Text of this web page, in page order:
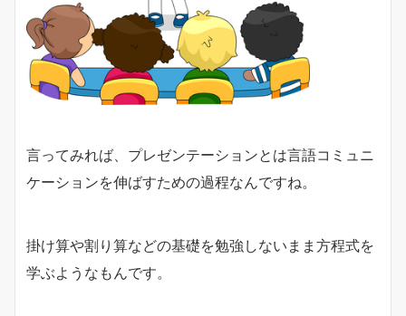
言ってみれば、プレゼンテーションとは言語コミュニ
ケーションを伸ばすための過程なんですね。
掛け算や割り算などの基礎を勉強しないまま方程式を
学ぶようなもんです。